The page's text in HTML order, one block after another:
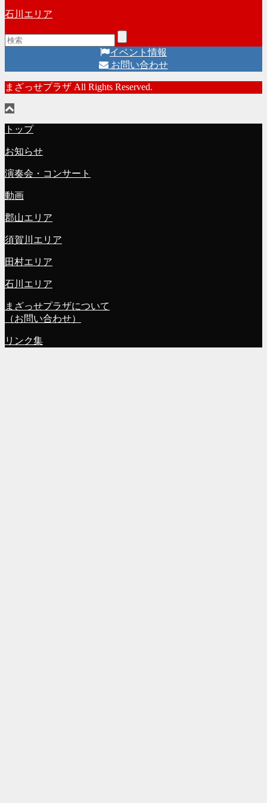
石川エリア
イベント情報
お問い合わせ
まざっせプラザ All Rights Reserved.
トップ
お知らせ
演奏会・コンサート
動画
郡山エリア
須賀川エリア
田村エリア
石川エリア
まざっせプラザについて
（お問い合わせ）
リンク集